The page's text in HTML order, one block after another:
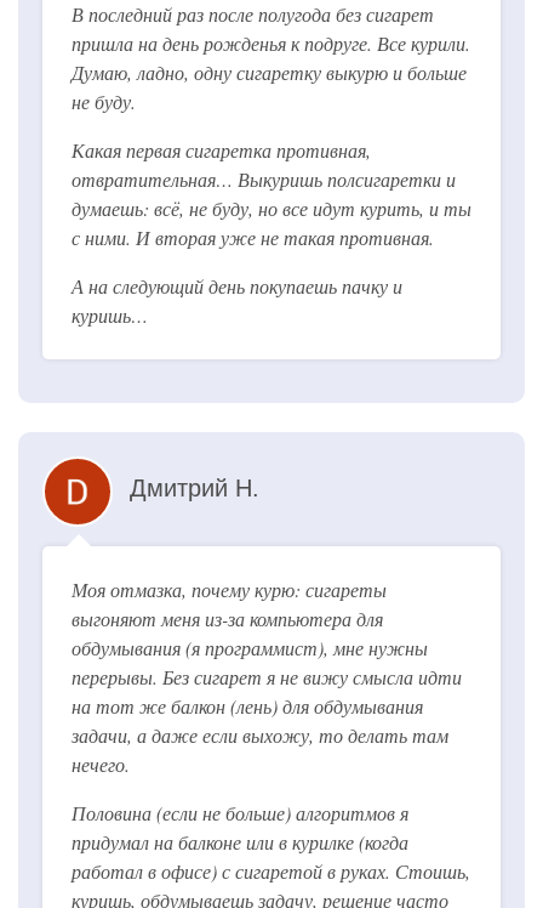
В последний раз после полугода без сигарет
пришла на день рожденья к подруге. Все курили.
Думаю, ладно, одну сигаретку выкурю и больше
не буду.
Какая первая сигаретка противная,
отвратительная… Выкуришь полсигаретки и
думаешь: всё, не буду, но все идут курить, и ты
с ними. И вторая уже не такая противная.
А на следующий день покупаешь пачку и
куришь…
Дмитрий Н.
Моя отмазка, почему курю: сигареты
выгоняют меня из-за компьютера для
обдумывания (я программист), мне нужны
перерывы. Без сигарет я не вижу смысла идти
на тот же балкон (лень) для обдумывания
задачи, а даже если выхожу, то делать там
нечего.
Половина (если не больше) алгоритмов я
придумал на балконе или в курилке (когда
работал в офисе) с сигаретой в руках. Стоишь,
куришь, обдумываешь задачу, решение часто